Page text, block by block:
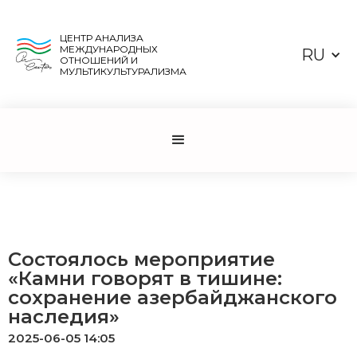
ЦЕНТР АНАЛИЗА
МЕЖДУНАРОДНЫХ
ОТНОШЕНИЙ И
МУЛЬТИКУЛЬТУРАЛИЗМА
RU
Состоялось мероприятие
«Камни говорят в тишине:
сохранение азербайджанского
наследия»
2025-06-05 14:05